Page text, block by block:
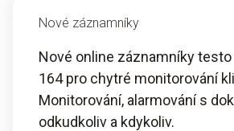
Nové záznamníky
Nové online záznamníky testo
164 pro chytré monitorování
Monitorování, alarmování s
odkudkoliv a kdykoliv.